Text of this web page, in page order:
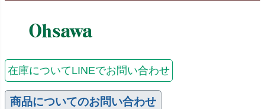
在庫についてLINEでお問い合わせ
商品についてのお問い合わせ